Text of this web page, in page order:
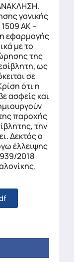
γονικής
ΑΚ –
εφαρμογής
με το
της
ως
σε
ότι η
ασφείς και
παροχής
την
Δεκτός ο
έλλειψης
2018